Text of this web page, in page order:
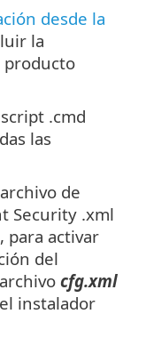
desde la
la
producto
.cmd
las
de
Security .xml
para activar
del
cfg.xml
instalador